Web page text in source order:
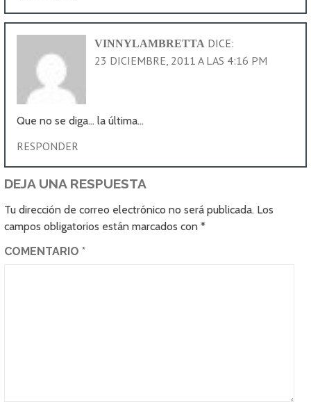
VINNYLAMBRETTA DICE:
23 DICIEMBRE, 2011 A LAS 4:16 PM
Que no se diga… la última…
RESPONDER
DEJA UNA RESPUESTA
Tu dirección de correo electrónico no será publicada. Los
campos obligatorios están marcados con*
COMENTARIO*